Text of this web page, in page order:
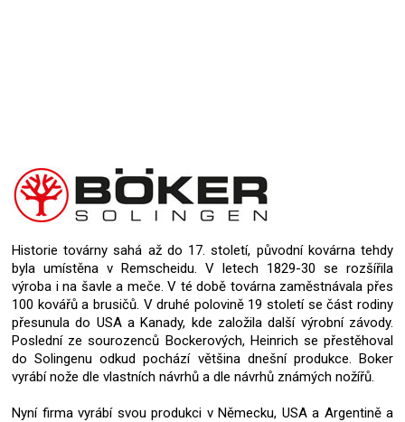
Historie továrny sahá až do 17. století, původní kovárna tehdy
byla umístěna v Remscheidu. V letech 1829-30 se rozšířila
výroba i na šavle a meče. V té době továrna zaměstnávala přes
100 kovářů a brusičů. V druhé polovině 19 století se část rodiny
přesunula do USA a Kanady, kde založila další výrobní závody.
Poslední ze sourozenců Bockerových, Heinrich se přestěhoval
do Solingenu odkud pochází většina dnešní produkce. Boker
vyrábí nože dle vlastních návrhů a dle návrhů známých nožířů.
Nyní firma vyrábí svou produkci v Německu, USA a Argentině a